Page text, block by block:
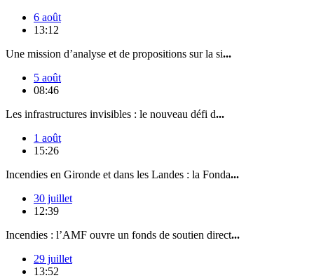
6 août
13:12
Une mission d’analyse et de propositions sur la si...
5 août
08:46
Les infrastructures invisibles : le nouveau défi d...
1 août
15:26
Incendies en Gironde et dans les Landes : la Fonda...
30 juillet
12:39
Incendies : l’AMF ouvre un fonds de soutien direct...
29 juillet
13:52